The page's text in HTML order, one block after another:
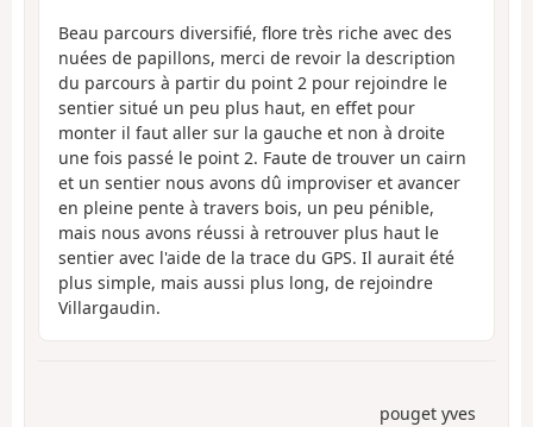
Beau parcours diversifié, flore très riche avec des
nuées de papillons, merci de revoir la description
du parcours à partir du point 2 pour rejoindre le
sentier situé un peu plus haut, en effet pour
monter il faut aller sur la gauche et non à droite
une fois passé le point 2. Faute de trouver un cairn
et un sentier nous avons dû improviser et avancer
en pleine pente à travers bois, un peu pénible,
mais nous avons réussi à retrouver plus haut le
sentier avec l'aide de la trace du GPS. Il aurait été
plus simple, mais aussi plus long, de rejoindre
Villargaudin.
pouget yves